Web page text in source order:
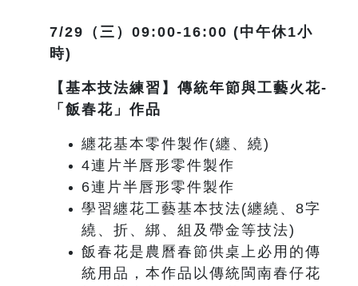
7/29 （三）09:00-16:00 (中午休1小
時)
【基本技法練習】傳統年節與工藝火花-
「飯春花」作品
纏花基本零件製作(纏、繞)
4連片半唇形零件製作
6連片半唇形零件製作
學習纏花工藝基本技法(纏繞、8字
繞、折、綁、組及帶金等技法)
飯春花是農曆春節供桌上必用的傳
統用品，本作品以傳統閩南春仔花